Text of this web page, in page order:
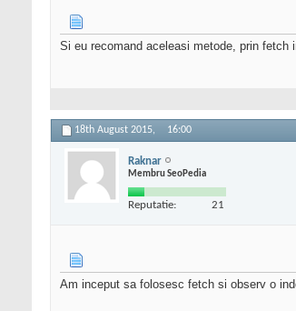
Si eu recomand aceleasi metode, prin
18th August 2015, 16:00
Raknar
Membru SeoPedia
Reputatie: 21
Am inceput sa folosesc fetch si observ o